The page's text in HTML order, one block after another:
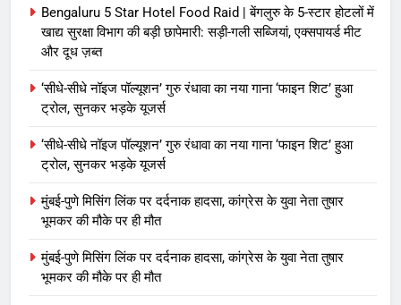
Bengaluru 5 Star Hotel Food Raid | बेंगलुरु के 5-स्टार होटलों में
खाद्य सुरक्षा विभाग की बड़ी छापेमारी: सड़ी-गली सब्जियां, एक्सपायर्ड मीट
और दूध ज़ब्त
‘सीधे-सीधे नॉइज पॉल्यूशन’ गुरु रंधावा का नया गाना ‘फाइन शिट’ हुआ
ट्रोल, सुनकर भड़के यूजर्स
‘सीधे-सीधे नॉइज पॉल्यूशन’ गुरु रंधावा का नया गाना ‘फाइन शिट’ हुआ
ट्रोल, सुनकर भड़के यूजर्स
मुंबई-पुणे मिसिंग लिंक पर दर्दनाक हादसा, कांग्रेस के युवा नेता तुषार
भूमकर की मौके पर ही मौत
मुंबई-पुणे मिसिंग लिंक पर दर्दनाक हादसा, कांग्रेस के युवा नेता तुषार
भूमकर की मौके पर ही मौत